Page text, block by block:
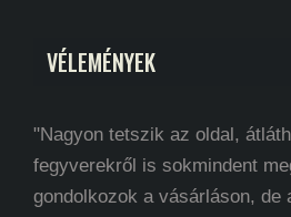
VÉLEMÉNYEK
"Nagyon tetszik az oldal,
fegyverekről is sokmindent
gondolkozok a vásárláson, de